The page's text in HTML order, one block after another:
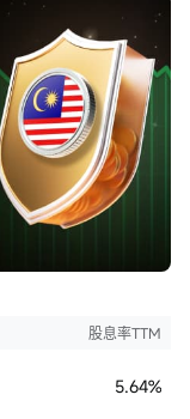
股息率TTM
5.64%